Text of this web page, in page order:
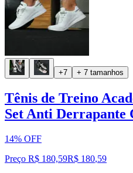
+7 + 7 tamanhos
Tênis de Treino
Set Anti Derrapante
14% OFF
Preço R$ 180,59R$ 180,59